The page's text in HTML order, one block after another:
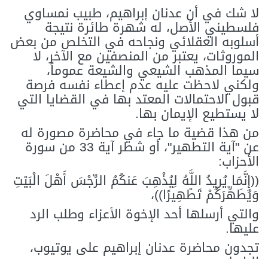
لا شك في أن عدنان إبراهيم، طبيب نمساوي
فلسطيني الأصل، له شهرة طائرة نتيجة
أسلوبه العقلائي ونجاحه في التخلص من بعض
الموروثات، يعتبر من المنصفين مع الآخر، لا
سيما المذهب الشيعي والشيعة عموماً،
ولكني لاحظت عليه عدم إعطاء نفسه فرصة
قبول الاحتمالات المعتد بها في القضايا التي
لا يستطيع الإيمان بها.
من هذا قضية ما جاء في محاضرة مصورة له
عن "آية التطهير"، أو شطر آية 33 من سورة
الأحزاب:
((إِنَّمَا يُرِيدُ اللَّهُ لِيُذْهِبَ عَنكُمُ الرِّجْسَ أَهْلَ الْبَيْتِ
وَيُطَهِّرَكُمْ تَطْهِيرًا))،
والتي أرسلها أحد الإخوة الأعزاء وطلب الرد
عليها.
تجدون محاضرة عدنان إبراهيم على يوتيوب،